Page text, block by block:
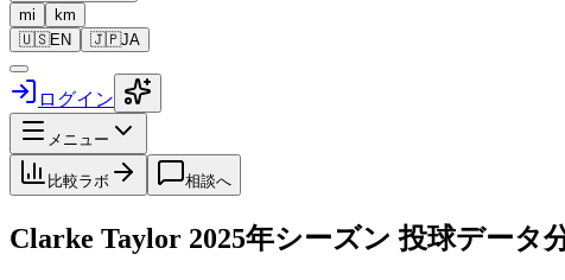
mi
km
🇺🇸EN 🇯🇵JA
ログイン
メニュー
比較ラボ 相談へ
Clarke Taylor 2025年シーズン 投球データ